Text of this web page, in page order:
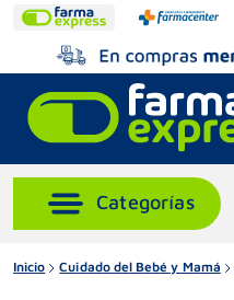
Inicio Cuidado del Bebé y Mamá